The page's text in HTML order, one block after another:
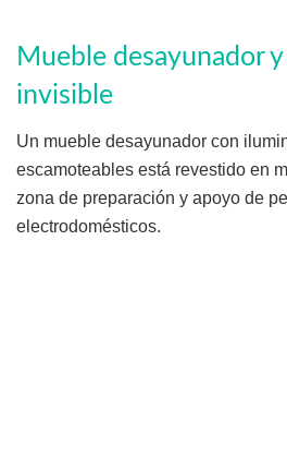
Mueble desayunador
invisible
Un mueble desayunador con
escamoteables está revestido en
zona de preparación y apoyo de
electrodomésticos.